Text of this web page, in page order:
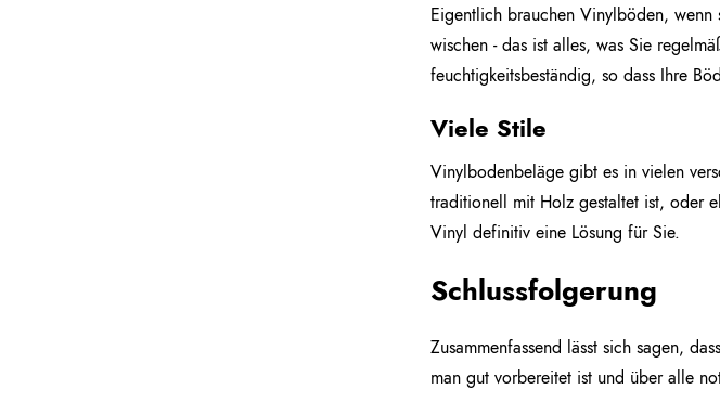
Eigentlich brauchen Vinylböden,
wischen - das ist alles, was Sie
feuchtigkeitsbeständig, so dass Ihre
Viele Stile
Vinylbodenbeläge gibt es in vielen
traditionell mit Holz gestaltet ist, oder
Vinyl definitiv eine Lösung für Sie.
Schlussfolgerung
Zusammenfassend lässt sich sagen,
man gut vorbereitet ist und über alle